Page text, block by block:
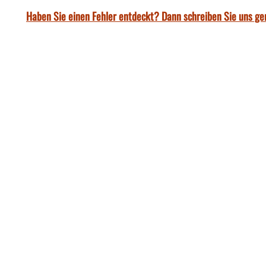
Haben Sie einen Fehler entdeckt? Dann schreiben Sie uns